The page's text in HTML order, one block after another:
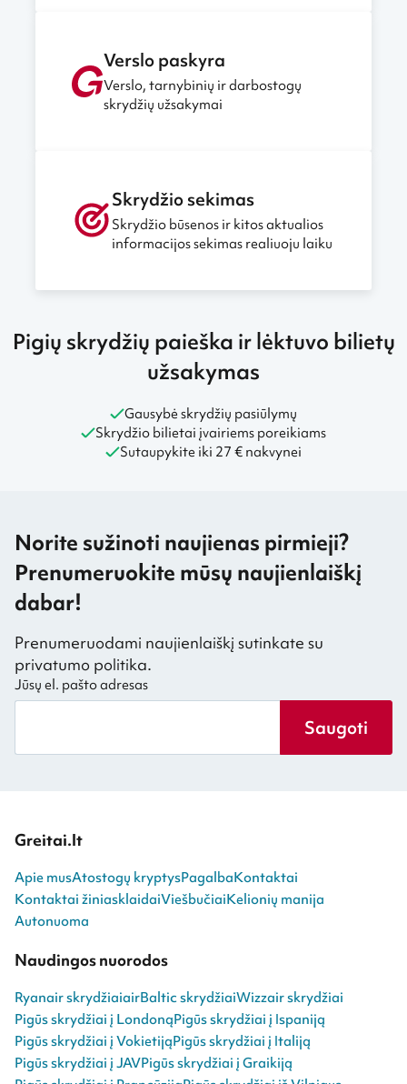
Verslo paskyra
Verslo, tarnybinių ir darbostogų
skrydžių užsakymai
Skrydžio sekimas
Skrydžio būsenos ir kitos aktualios
informacijos sekimas realiuoju laiku
Pigių skrydžių paieška ir lėktuvo bilietų
užsakymas
Gausybė skrydžių pasiūlymų
Skrydžio bilietai įvairiems poreikiams
Sutaupykite iki 27 € nakvynei
Norite sužinoti naujienas pirmieji?
Prenumeruokite mūsų naujienlaiškį
dabar!
Prenumeruodami naujienlaiškį sutinkate su
privatumo politika.
Jūsų el. pašto adresas
Saugoti
Greitai.lt
Apie musAtostogų kryptysPagalbaKontaktai
Kontaktai žiniasklaidaiViešbučiaiKelionių manija
Autonuoma
Naudingos nuorodos
Ryanair skrydžiaiairBaltic skrydžiaiWizzair skrydžiai
Pigūs skrydžiai į LondonąPigūs skrydžiai į Ispaniją
Pigūs skrydžiai į VokietijąPigūs skrydžiai į Italiją
Pigūs skrydžiai į JAVPigūs skrydžiai į Graikiją